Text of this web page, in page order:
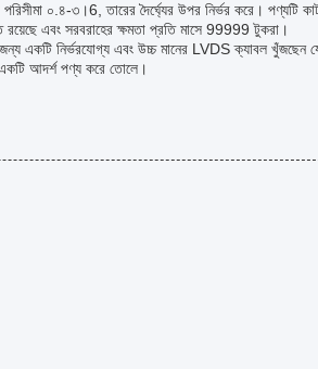
০.৪-৩।6, তারের দৈর্ঘ্যের উপর নির্ভর করে। পণ্যটি
এবং সরবরাহের ক্ষমতা প্রতি মাসে 99999 টুকরা।
একটি নির্ভরযোগ্য এবং উচ্চ মানের LVDS ক্যাবল খুঁজছেন
একটি আদর্শ পণ্য করে তোলে।